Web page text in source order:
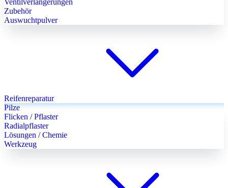
Ventilverlängerungen
Zubehör
Auswuchtpulver
Reifenreparatur
Pilze
Flicken / Pflaster
Radialpflaster
Lösungen / Chemie
Werkzeug